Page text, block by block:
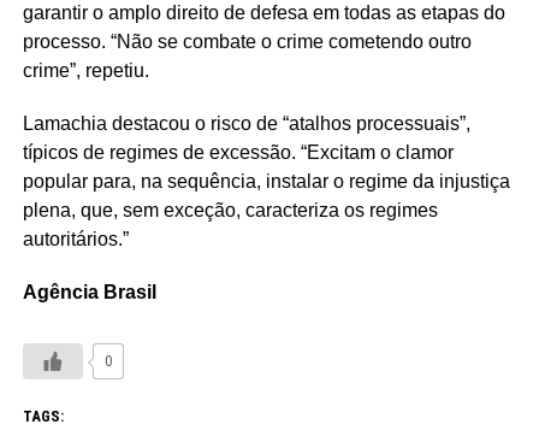
garantir o amplo direito de defesa em todas as etapas do
processo. “Não se combate o crime cometendo outro
crime”, repetiu.
Lamachia destacou o risco de “atalhos processuais”,
típicos de regimes de excessão. “Excitam o clamor
popular para, na sequência, instalar o regime da injustiça
plena, que, sem exceção, caracteriza os regimes
autoritários.”
Agência Brasil
0
TAGS: